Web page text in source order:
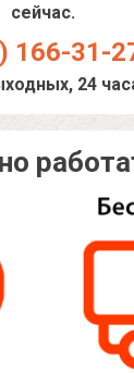
сейчас.
166-31-
24